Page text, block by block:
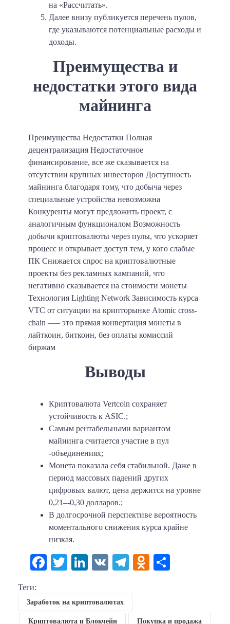
на «Рассчитать».
Далее внизу публикуется перечень пулов,
где указываются потенциальные расходы и
доходы.
Преимущества и
недостатки этого вида
майнинга
Преимущества Недостатки Полная
децентрализация Недостаточное
финансирование, все же сказывается на
отсутствии крупных инвесторов Доступность
майнинга благодаря тому, что добыча через
специальные устройства невозможна
Конкуренты могут предложить проект, с
аналогичным функционалом Возможность
добычи криптовалюты через пулы, что ускоряет
процесс и открывает доступ тем, у кого слабые
ПК Снижается спрос на криптовалютные
проекты без рекламных кампаний, что
негативно сказывается на стоимости монеты
Технология Lighting Network Зависимость курса
VTC от ситуации на крипторынке Atomic cross-
chain —‒ это прямая конвертация монеты в
лайткоин, биткоин, без оплаты комиссий
биржам
Выводы
Криптовалюта Vertcoin сохраняет
устойчивость к ASIC.;
Самым рентабельными вариантом
майнинга считается участие в пул
-объединениях;
Монета показала себя стабильной. Даже в
период массовых падений других
цифровых валют, цена держится на уровне
0,21–-0,30 долларов.;
В долгосрочной перспективе вероятность
моментального снижения курса крайне
низкая.
Facebook
TwitterLinkedIn
VK Telegram
Теги:
Заработок на криптовалютах
Криптовалюта и Блокчейн Покупка и продажа